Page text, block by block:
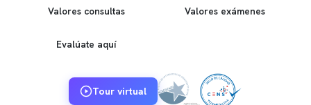
Valores consultas Valores exámenes
Evalúate aquí
Tour virtual